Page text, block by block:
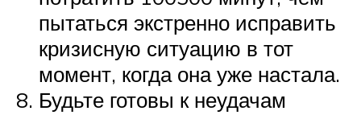
пытаться экстренно исправить
кризисную ситуацию в тот
момент, когда она уже настала.
Будьте готовы к неудачам